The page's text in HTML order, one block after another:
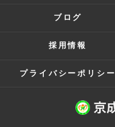
ブログ
採用情報
プライバシーポリシー